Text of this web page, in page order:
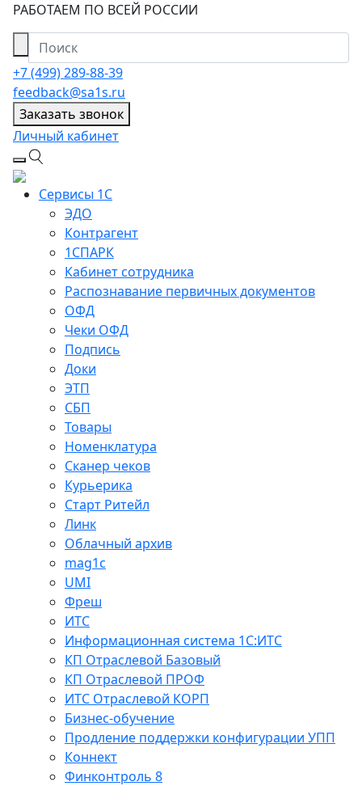
РАБОТАЕМ ПО ВСЕЙ РОССИИ
+7 (499) 289-88-39
feedback@sa1s.ru
Заказать звонок
Личный кабинет
Сервисы 1С
ЭДО
Контрагент
1СПАРК
Кабинет сотрудника
Распознавание первичных документов
ОФД
Чеки ОФД
Подпись
Доки
ЭТП
СБП
Товары
Номенклатура
Сканер чеков
Курьерика
Старт Ритейл
Линк
Облачный архив
mag1c
UMI
Фреш
ИТС
Информационная система 1С:ИТС
КП Отраслевой Базовый
КП Отраслевой ПРОФ
ИТС Отраслевой КОРП
Бизнес-обучение
Продление поддержки конфигурации УПП
Коннект
Финконтроль 8